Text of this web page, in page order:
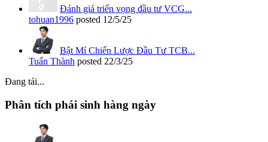
Đánh giá triển vọng đầu tư VCG...
tohuan1996 posted 12/5/25
Bật Mí Chiến Lược Đầu Tư TCB...
Tuấn Thành posted 22/3/25
Đang tải...
Phân tích phái sinh hàng ngày